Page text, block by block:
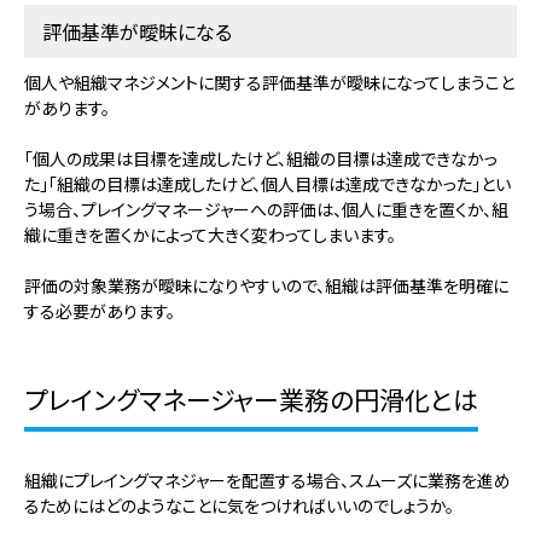
評価基準が曖昧になる
個人や組織マネジメントに関する評価基準が曖昧になってしまうこと
があります。
「個人の成果は目標を達成したけど、組織の目標は達成できなかっ
た」「組織の目標は達成したけど、個人目標は達成できなかった」とい
う場合、プレイングマネージャーへの評価は、個人に重きを置くか、組
織に重きを置くかによって大きく変わってしまいます。
評価の対象業務が曖昧になりやすいので、組織は評価基準を明確に
する必要があります。
プレイングマネージャー業務の円滑化とは
組織にプレイングマネジャーを配置する場合、スムーズに業務を進め
るためにはどのようなことに気をつければいいのでしょうか。